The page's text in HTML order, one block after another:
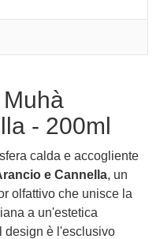
- 200ml
calda e accogliente
e Cannella, un
olfattivo che unisce la
a un'estetica
design è l'esclusivo